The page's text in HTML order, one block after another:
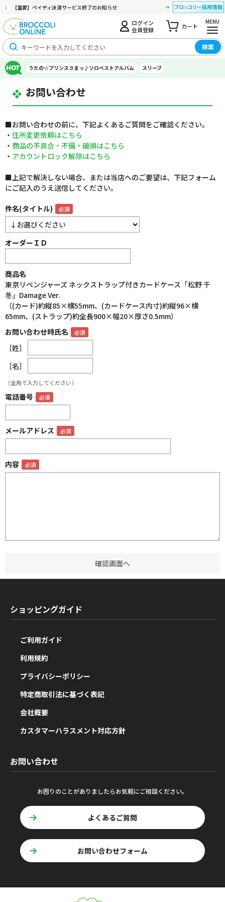
【重要】ペイディ決済サービス終了のお知らせ
ログイン
会員登録
カート
MENU
検索
うたの☆プリンスさまっ♪ソロベストアルバム スリーブ
お問い合わせ
■お問い合わせの前に、下記よくあるご質問をご確認ください。
・ 住所変更依頼はこちら
・ 商品の不具合・不備・破損はこちら
・ アカウントロック解除はこちら
■上記で解決しない場合、または当店へのご要望は、下記フォーム
にご記入のうえ送信してください。
件名(タイトル)
オーダーＩＤ
商品名
東京リベンジャーズ ネックストラップ付きカードケース「松野 千
冬」Damage Ver.
（(カード)約縦85×横55mm、(カードケース内寸)約縦96×横
65mm、(ストラップ)約全長900×幅20×厚さ0.5mm）
お問い合わせ時氏名
［姓］
［名］
（全角で入力してください）
電話番号
メールアドレス
内容
ショッピングガイド
ご利用ガイド
利用規約
プライバシーポリシー
特定商取引法に基づく表記
会社概要
カスタマーハラスメント対応方針
お問い合わせ
お困りのことがありましたらお気軽にご相談ください。
よくあるご質問
お問い合わせフォーム